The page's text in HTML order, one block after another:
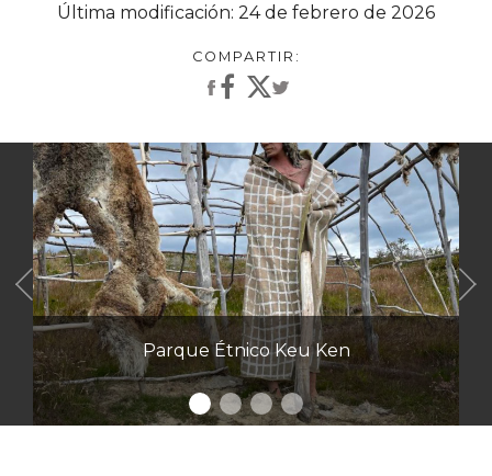
Última modificación: 24 de febrero de 2026
Parque Étnico Keu Ken
Anterior